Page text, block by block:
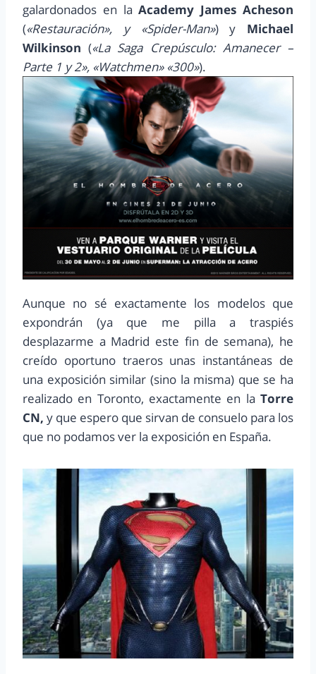
galardonados en laAcademy James Acheson
(«Restauración», y «Spider-Man») y Michael
Wilkinson («La Saga Crepúsculo: Amanecer –
Parte 1 y 2», «Watchmen» «300»).
Aunque no sé exactamente los modelos que
expondrán (ya que me pilla a traspiés
desplazarme a Madrid este fin de semana), he
creído oportuno traeros unas instantáneas de
una exposición similar (sino la misma) que se ha
realizado en Toronto, exactamente en la Torre
CN, y que espero que sirvan de consuelo para los
que no podamos ver la exposición en España.